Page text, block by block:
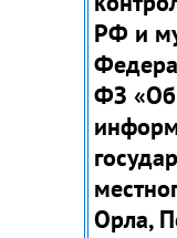
РФ и
ФЗ «Об
Орла,